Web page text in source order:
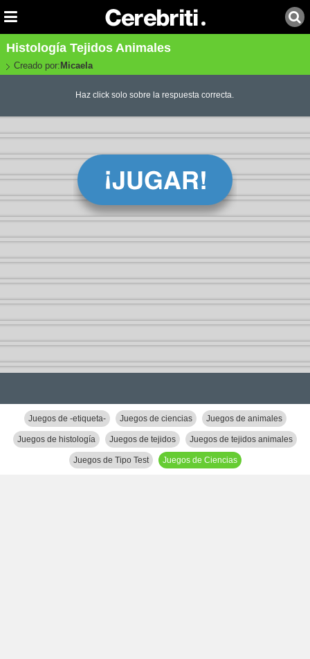
Histología Tejidos Animales
Creado por: Micaela
Haz click solo sobre la respuesta correcta.
Juegos de -etiqueta- Juegos de ciencias Juegos de animales
Juegos de histología Juegos de tejidos Juegos de tejidos animales
Juegos de Tipo Test Juegos de Ciencias